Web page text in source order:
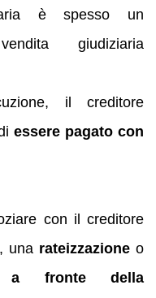
è spesso un
giudiziaria
il creditore
essere pagato con
con il creditore
, una rateizzazione o
a fronte della